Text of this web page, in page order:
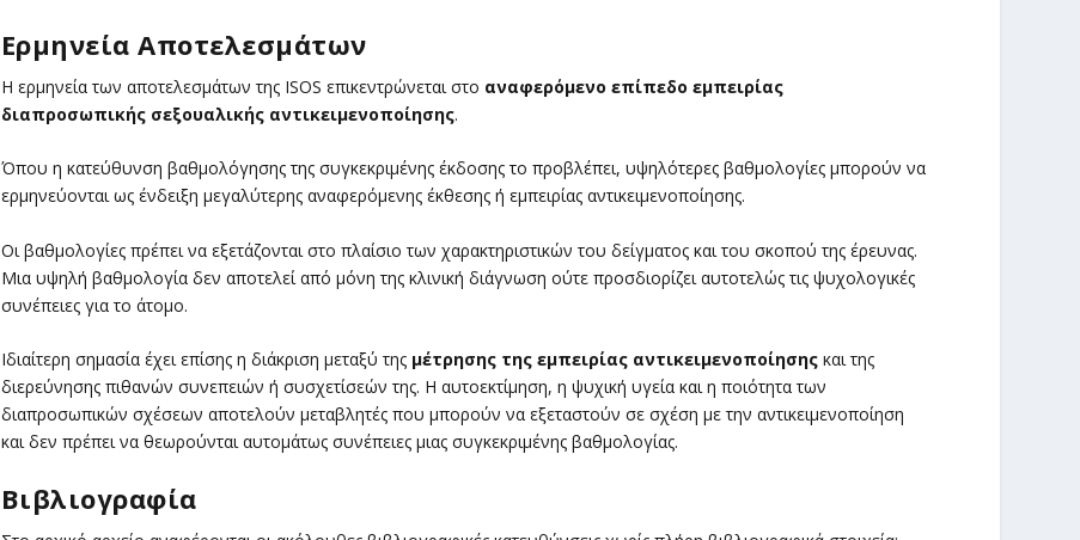
Ερμηνεία Αποτελεσμάτων
Η ερμηνεία των αποτελεσμάτων της ISOS επικεντρώνεται στο αναφερόμενο επίπεδο εμπειρίας
διαπροσωπικής σεξουαλικής αντικειμενοποίησης.
Όπου η κατεύθυνση βαθμολόγησης της συγκεκριμένης έκδοσης το προβλέπει, υψηλότερες βαθμολογίες μπορούν να
ερμηνεύονται ως ένδειξη μεγαλύτερης αναφερόμενης έκθεσης ή εμπειρίας αντικειμενοποίησης.
Οι βαθμολογίες πρέπει να εξετάζονται στο πλαίσιο των χαρακτηριστικών του δείγματος και του σκοπού της έρευνας.
Μια υψηλή βαθμολογία δεν αποτελεί από μόνη της κλινική διάγνωση ούτε προσδιορίζει αυτοτελώς τις ψυχολογικές
συνέπειες για το άτομο.
Ιδιαίτερη σημασία έχει επίσης η διάκριση μεταξύ της μέτρησης της εμπειρίας αντικειμενοποίησηςκαι της
διερεύνησης πιθανών συνεπειών ή συσχετίσεών της. Η αυτοεκτίμηση, η ψυχική υγεία και η ποιότητα των
διαπροσωπικών σχέσεων αποτελούν μεταβλητές που μπορούν να εξεταστούν σε σχέση με την αντικειμενοποίηση
και δεν πρέπει να θεωρούνται αυτομάτως συνέπειες μιας συγκεκριμένης βαθμολογίας.
Βιβλιογραφία